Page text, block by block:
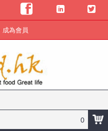
成為會員
0